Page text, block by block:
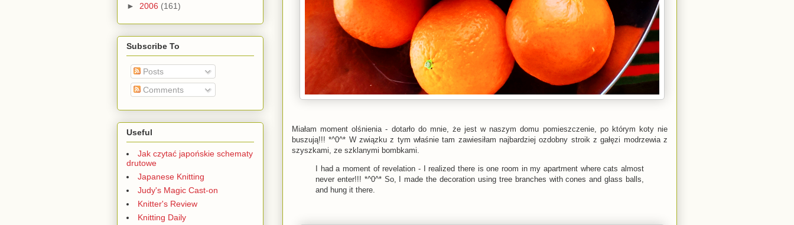
Miałam moment olśnienia - dotarło do mnie, że jest w naszym domu pomieszczenie, po którym koty nie
buszują!!! *^0^* W związku z tym właśnie tam zawiesiłam najbardziej ozdobny stroik z gałęzi modrzewia z
szyszkami, ze szklanymi bombkami.
I had a moment of revelation - I realized there is one room in my apartment where cats almost
never enter!!! *^0^* So, I made the decoration using tree branches with cones and glass balls,
and hung it there.
► 2006 (161)
Subscribe To
Posts
Comments
Useful
Jak czytać japońskie schematy
drutowe
Japanese Knitting
Judy's Magic Cast-on
Knitter's Review
Knitting Daily